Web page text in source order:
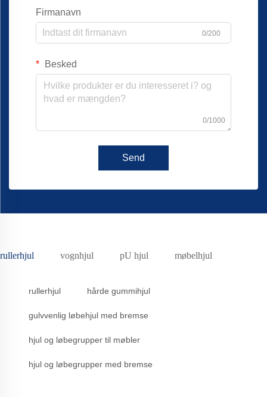
Firmanavn
0/200
Besked
0/1000
Send
rullerhjul vognhjul pU hjul møbelhjul
rullerhjul hårde gummihjul
gulvvenlig løbehjul med bremse
hjul og løbegrupper til møbler
hjul og løbegrupper med bremse